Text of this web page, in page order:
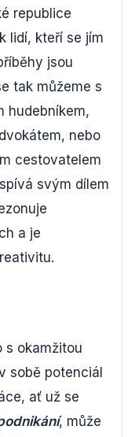
republice
lidí, kteří se jím
jsou
tak můžeme s
hudebníkem,
nebo
cestovatelem
svým dílem
a je
s okamžitou
sobě potenciál
ať už se
, může